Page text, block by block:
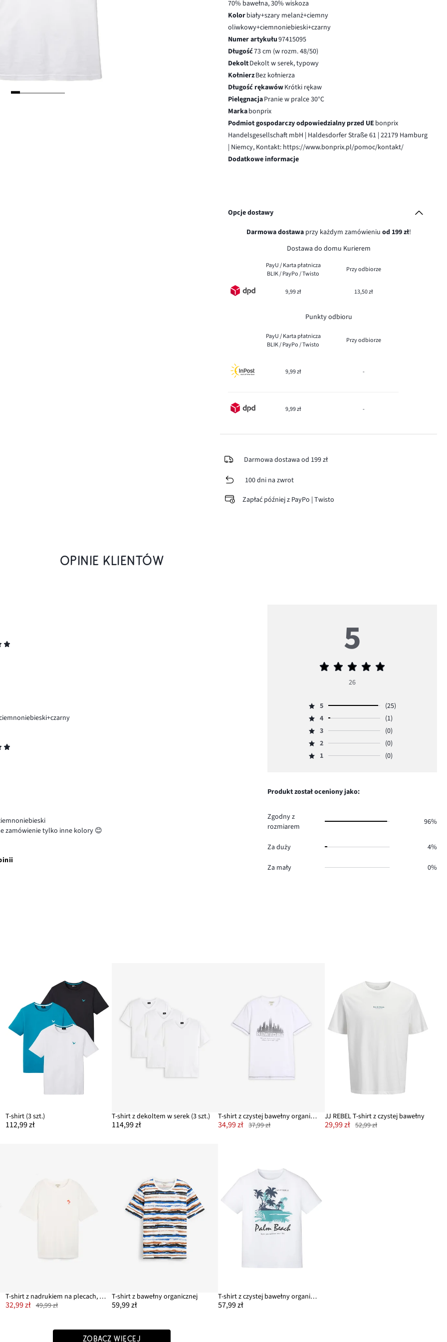
70% bawełna, 30% wiskoza
Kolorbiały+szary melanż+ciemny
oliwkowy+ciemnoniebieski+czarny
Numer artykułu97415095
Długość73 cm (w rozm. 48/50)
DekoltDekolt w serek, typowy
KołnierzBez kołnierza
Długość rękawówKrótki rękaw
PielęgnacjaPranie w pralce 30°C
Markabonprix
Podmiot gospodarczy odpowiedzialny przed UE bonprix
Handelsgesellschaft mbH | Haldesdorfer Straße 61 | 22179 Hamburg
| Niemcy, Kontakt: https://www.bonprix.pl/pomoc/kontakt/
Dodatkowe informacje
Opcje dostawy
Darmowa dostawaprzy każdym zamówieniu od 199 zł!
Dostawa do domu Kurierem
PayU / Karta płatnicza
BLIK / PayPo / Twisto
Przy odbiorze
9,99 zł 13,50 zł
Punkty odbioru
PayU / Karta płatnicza
BLIK / PayPo / Twisto
Przy odbiorze
9,99 zł -
9,99 zł -
Darmowa dostawa od 199 zł
100 dni na zwrot
Zapłać później z PayPo | Twisto
OPINIE KLIENTÓW
zamówienie tylko inne kolory 😊
5
Średnia
5
26
Ocena
5,
ilość
głosów
5
(25)
Ocena
4,
ilość
głosów
4
(1)
Ocena
3,
ilość
3
(0)
Ocena
2,
0.
2
(0)
Ocena
głosów
1 (0)
Produkt został oceniony jako:
Zgodny z
rozmiarem
96%
Za duży 4%
Za mały 0%
T-shirt (3 szt.)
112,99 zł
T-shirt z dekoltem w serek (3 szt.)
114,99 zł
T-shirt z czystej bawełny organicznej
34,99 zł 37,99 zł
JJ REBEL T-shirt z czystej bawełny
29,99 zł 52,99 zł
T-shirt z nadrukiem na plecach, luźny fason
32,99 zł 49,99 zł
T-shirt z bawełny organicznej
59,99 zł
T-shirt z czystej bawełny organicznej
57,99 zł
ZOBACZ WIĘCEJ